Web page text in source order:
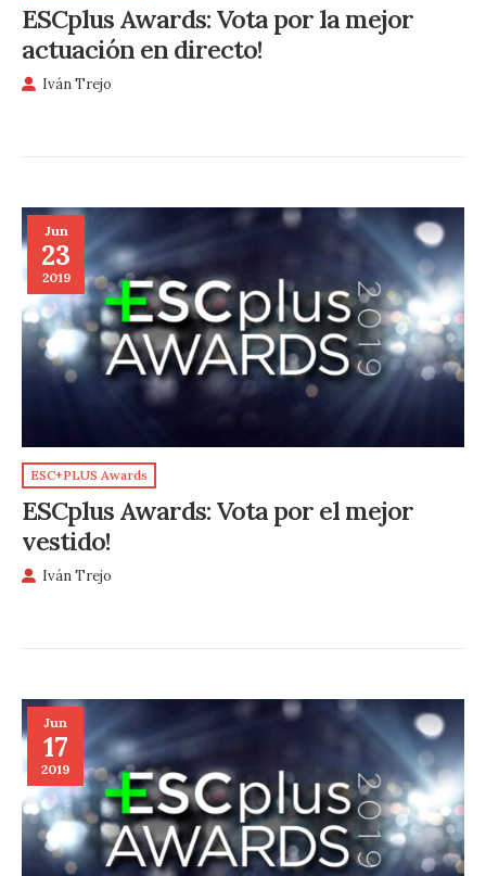
ESCplus Awards: Vota por la mejor
actuación en directo!
Iván Trejo
Jun
23
2019
ESC+PLUS Awards
ESCplus Awards: Vota por el mejor
vestido!
Iván Trejo
Jun
17
2019